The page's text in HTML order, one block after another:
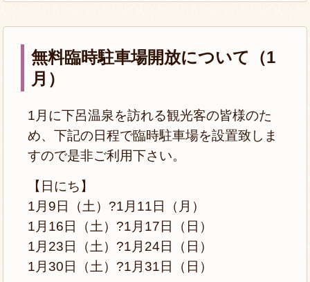
無料臨時駐車場開放について（1
月）
1月に下呂温泉を訪れる観光客の皆様のた
め、下記の日程で臨時駐車場を設置致しま
すので是非ご利用下さい。
【日にち】
1月9日（土）?1月11日（月）
1月16日（土）?1月17日（日）
1月23日（土）?1月24日（日）
1月30日（土）?1月31日（日）